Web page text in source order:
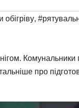
обігріву,
про